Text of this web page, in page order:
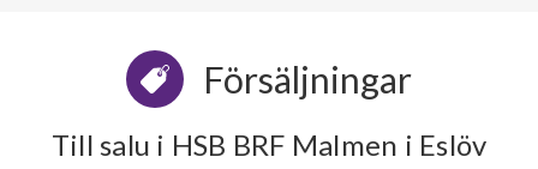
Försäljningar
Till salu i HSB BRF Malmen i Eslöv